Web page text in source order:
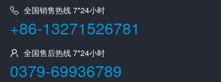
全国销售热线 7*24小时
+86-13271526781
全国售后热线 7*24小时
0379-69936789